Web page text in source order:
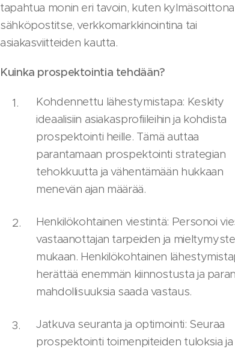
tapahtua monin eri tavoin, kuten
sähköpostitse, verkkomarkkinointina tai
asiakasviitteiden kautta.
Kuinka prospektointia tehdään?
Kohdennettu lähestymistapa: Keskity
ideaalisiin asiakasprofiileihin ja kohdista
prospektointi heille. Tämä auttaa
parantamaan prospektointi strategian
tehokkuutta ja vähentämään hukkaan
menevän ajan määrää.
Henkilökohtainen viestintä: Personoi
vastaanottajan tarpeiden ja
mukaan. Henkilökohtainen
herättää enemmän kiinnostusta ja
mahdollisuuksia saada vastaus.
Jatkuva seuranta ja optimointi: Seuraa
prospektointi toimenpiteiden tuloksia ja